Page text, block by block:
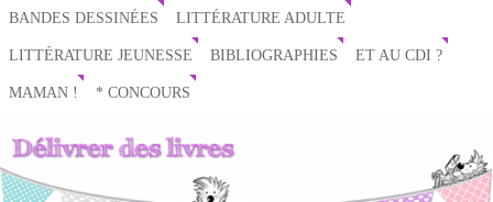
BANDES DESSINÉES LITTÉRATURE ADULTE
LITTÉRATURE JEUNESSE BIBLIOGRAPHIES ET AU CDI ?
MAMAN ! * CONCOURS